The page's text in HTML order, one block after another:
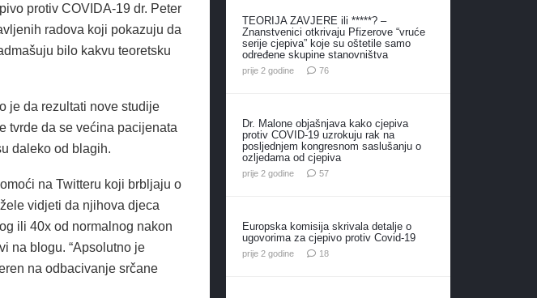
protiv COVIDA-19 dr. Peter
radova koji pokazuju da
bilo kakvu teoretsku
je da rezultati nove studije
tvrde da se većina pacijenata
daleko od blagih.
na Twitteru koji brbljaju o
vidjeti da njihova djeca
ili 40x od normalnog nakon
na blogu. “Apsolutno je
na odbacivanje srčane
TEORIJA ZAVJERE ili *****? –
Znanstvenici otkrivaju Pfizerove “vruće
serije cjepiva” koje su oštetile samo
određene skupine stanovništva
prije 2 godine 76komentara
Dr. Malone objašnjava kako cjepiva
protiv COVID-19 uzrokuju rak na
posljednjem kongresnom saslušanju o
ozljedama od cjepiva
prije 2 godine 57komentara
Europska komisija skrivala detalje o
ugovorima za cjepivo protiv Covid-19
prije 2 godine 18komentara